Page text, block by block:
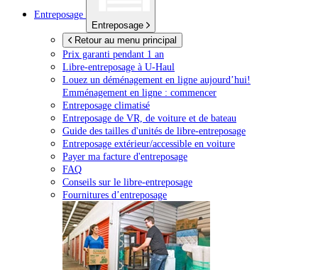
Entreposage
Entreposage
Retour au menu principal
Prix garanti pendant 1 an
Libre-entreposage à U-Haul
Louez un déménagement en ligne aujourd’hui!
Emménagement en ligne : commencer
Entreposage climatisé
Entreposage de VR, de voiture et de bateau
Guide des tailles d'unités de libre-entreposage
Entreposage extérieur/accessible en voiture
Payer ma facture d'entreposage
FAQ
Conseils sur le libre-entreposage
Fournitures d’entreposage